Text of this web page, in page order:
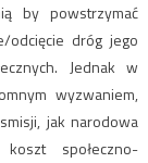
by powstrzymać
odcięcie dróg jego
Jednak w
wyzwaniem,
jak narodowa
społeczno-